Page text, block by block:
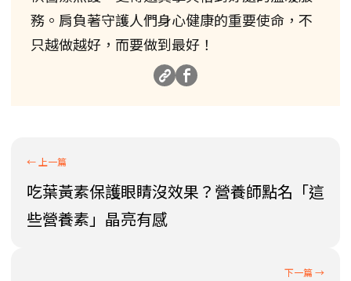
務。肩負著守護人們身心健康的重要使命，不
只越做越好，而要做到最好！
吃葉黃素保護眼睛沒效果？營養師點名「這
些營養素」晶亮有感